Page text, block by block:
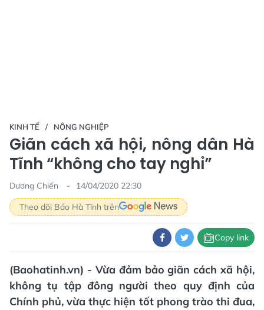
KINH TẾ NÔNG NGHIỆP
Giãn cách xã hội, nông dân Hà
Tĩnh “không cho tay nghỉ”
Dương Chiến
14/04/2020 22:30
Theo dõi Báo Hà Tĩnh trên
Copy link
(Baohatinh.vn) - Vừa đảm bảo giãn cách xã hội,
không tụ tập đông người theo quy định của
Chính phủ, vừa thực hiện tốt phong trào thi đua,